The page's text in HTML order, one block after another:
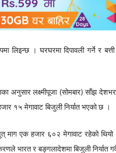
लिइन्छ । घरघरमा दिपावली गर्ने र
अनुसार लक्ष्मीपूजा (सोमबार) साँझ
१५ मेगावाट बिजुली निर्यात भएको छ ।
माग एक हजार ६०२ मेगावाट रहेको थियो
भारत र बङ्गलादेशमा बिजुली निर्यात